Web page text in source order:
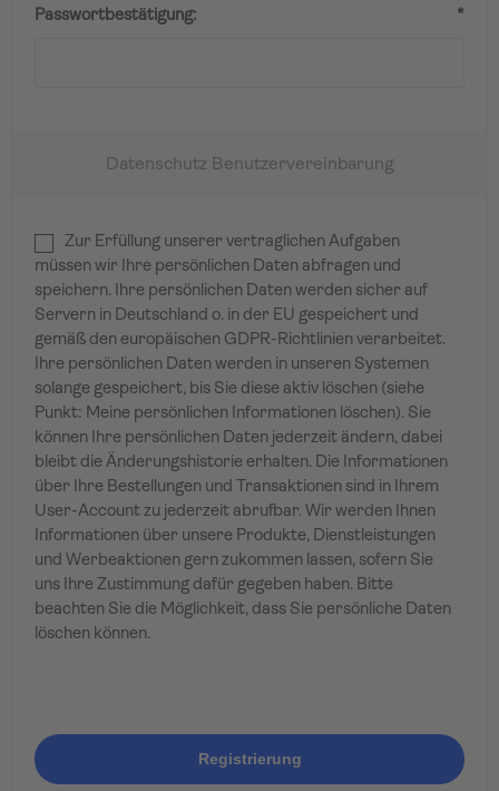
Passwortbestätigung: *
Datenschutz Benutzervereinbarung
Zur Erfüllung unserer vertraglichen Aufgaben
müssen wir Ihre persönlichen Daten abfragen und
speichern. Ihre persönlichen Daten werden sicher auf
Servern in Deutschland o. in der EU gespeichert und
gemäß den europäischen GDPR-Richtlinien verarbeitet.
Ihre persönlichen Daten werden in unseren Systemen
solange gespeichert, bis Sie diese aktiv löschen (siehe
Punkt: Meine persönlichen Informationen löschen). Sie
können Ihre persönlichen Daten jederzeit ändern, dabei
bleibt die Änderungshistorie erhalten. Die Informationen
über Ihre Bestellungen und Transaktionen sind in Ihrem
User-Account zu jederzeit abrufbar. Wir werden Ihnen
Informationen über unsere Produkte, Dienstleistungen
und Werbeaktionen gern zukommen lassen, sofern Sie
uns Ihre Zustimmung dafür gegeben haben. Bitte
beachten Sie die Möglichkeit, dass Sie persönliche Daten
löschen können.
Registrierung